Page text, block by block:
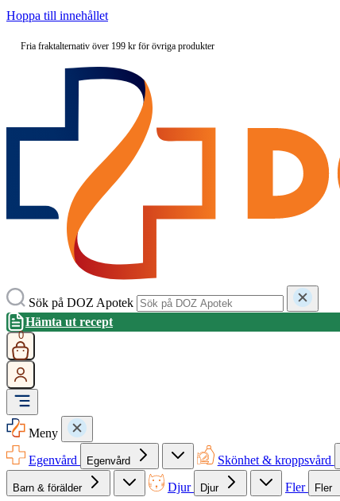
Hoppa till innehållet
Fria fraktalternativ över 199 kr för övriga produkter
Sök på DOZ Apotek
Hämta ut recept
0
Meny
Egenvård
Egenvård Skönhet & kroppsvård
Barn & förälder Djur Djur Fler Fler